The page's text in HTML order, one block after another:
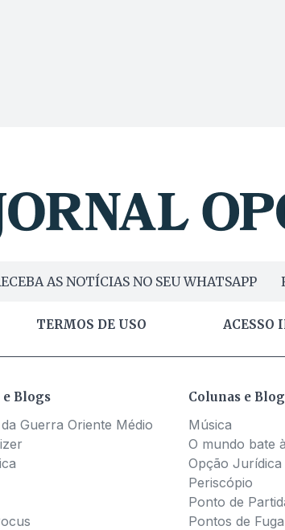
AS NOTÍCIAS NO SEU WHATSAPP
TERMOS DE USO ACESSO
e Blogs
Guerra Oriente Médio
Colunas e
Música
O mundo bate
Opção Jurídica
Periscópio
Ponto de
Pontos de Fuga